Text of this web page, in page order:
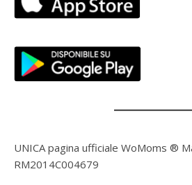
UNICA pagina ufficiale WoMoms ®
RM2014C004679